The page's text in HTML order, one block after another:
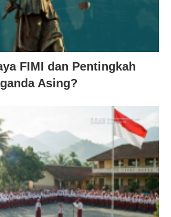
FIMI dan Pentingkah
Asing?